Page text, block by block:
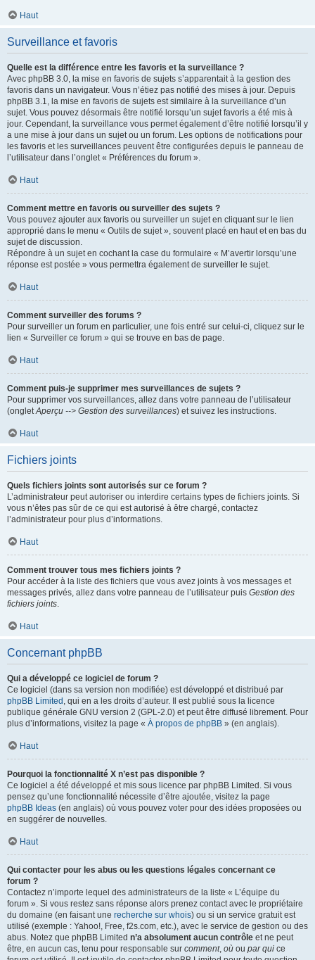
Haut
Surveillance et favoris
Quelle est la différence entre les favoris et la surveillance ?
Avec phpBB 3.0, la mise en favoris de sujets s’apparentait à la gestion des
favoris dans un navigateur. Vous n’étiez pas notifié des mises à jour. Depuis
phpBB 3.1, la mise en favoris de sujets est similaire à la surveillance d’un
sujet. Vous pouvez désormais être notifié lorsqu’un sujet favoris a été mis à
jour. Cependant, la surveillance vous permet également d’être notifié lorsqu’il y
a une mise à jour dans un sujet ou un forum. Les options de notifications pour
les favoris et les surveillances peuvent être configurées depuis le panneau de
l’utilisateur dans l’onglet « Préférences du forum ».
Haut
Comment mettre en favoris ou surveiller des sujets ?
Vous pouvez ajouter aux favoris ou surveiller un sujet en cliquant sur le lien
approprié dans le menu « Outils de sujet », souvent placé en haut et en bas du
sujet de discussion.
Répondre à un sujet en cochant la case du formulaire « M’avertir lorsqu’une
réponse est postée » vous permettra également de surveiller le sujet.
Haut
Comment surveiller des forums ?
Pour surveiller un forum en particulier, une fois entré sur celui-ci, cliquez sur le
lien « Surveiller ce forum » qui se trouve en bas de page.
Haut
Comment puis-je supprimer mes surveillances de sujets ?
Pour supprimer vos surveillances, allez dans votre panneau de l’utilisateur
(ongletAperçu --> Gestion des surveillances) et suivez les instructions.
Haut
Fichiers joints
Quels fichiers joints sont autorisés sur ce forum ?
L’administrateur peut autoriser ou interdire certains types de fichiers joints. Si
vous n’êtes pas sûr de ce qui est autorisé à être chargé, contactez
l’administrateur pour plus d’informations.
Haut
Comment trouver tous mes fichiers joints ?
Pour accéder à la liste des fichiers que vous avez joints à vos messages et
messages privés, allez dans votre panneau de l’utilisateur puis Gestion des
fichiers joints.
Haut
Concernant phpBB
Qui a développé ce logiciel de forum ?
Ce logiciel (dans sa version non modifiée) est développé et distribué par
phpBB Limited , qui en a les droits d’auteur. Il est publié sous la licence
publique générale GNU version 2 (GPL-2.0) et peut être diffusé librement. Pour
plus d’informations, visitez la page « À propos de phpBB » (en anglais).
Haut
Pourquoi la fonctionnalité X n’est pas disponible ?
Ce logiciel a été développé et mis sous licence par phpBB Limited. Si vous
pensez qu’une fonctionnalité nécessite d’être ajoutée, visitez la page
phpBB Ideas (en anglais) où vous pouvez voter pour des idées proposées ou
en suggérer de nouvelles.
Haut
Qui contacter pour les abus ou les questions légales concernant ce
forum ?
Contactez n’importe lequel des administrateurs de la liste « L’équipe du
forum ». Si vous restez sans réponse alors prenez contact avec le propriétaire
du domaine (en faisant une recherche sur whois) ou si un service gratuit est
utilisé (exemple : Yahoo!, Free, f2s.com, etc.), avec le service de gestion ou des
abus. Notez que phpBB Limited n’a absolument aucun contrôle et ne peut
être, en aucun cas, tenu pour responsable sur comment, où ou par qui ce